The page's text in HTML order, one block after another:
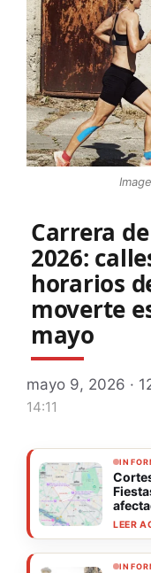
Carrera
2026:
horarios
moverte
mayo
mayo 9, 2026 ·
14:11
LEER